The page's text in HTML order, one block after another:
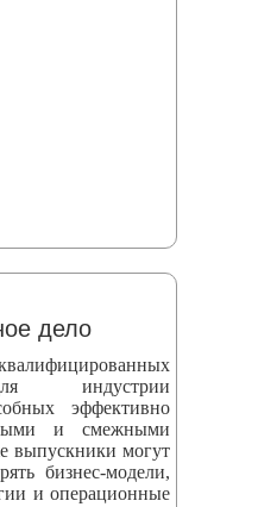
дело
индустрии
эффективно
и смежными
выпускники могут
бизнес‑модели,
и операционные